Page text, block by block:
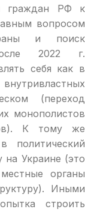
граждан РФ к
вопросом
и поиск
2022 г.
себя как в
(переход
монополистов
К тому же
политический
Украине (это
органы
Иными
строить